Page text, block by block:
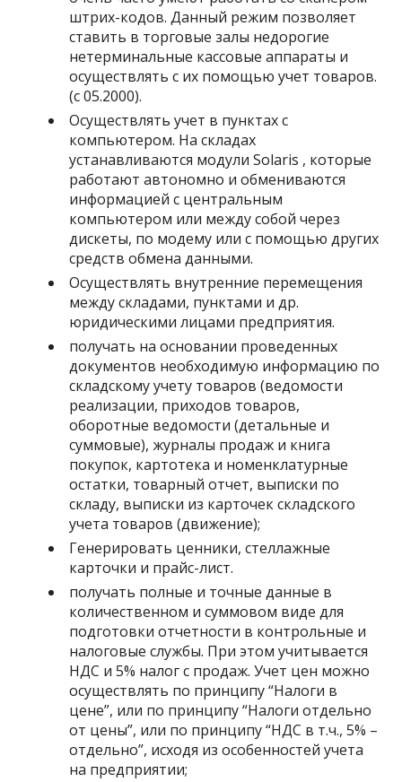
штрих-кодов. Данный режим позволяет
ставить в торговые залы недорогие
нетерминальные кассовые аппараты и
осуществлять с их помощью учет товаров.
(с 05.2000).
Осуществлять учет в пунктах с
компьютером. На складах
устанавливаются модули Solaris , которые
работают автономно и обмениваются
информацией с центральным
компьютером или между собой через
дискеты, по модему или с помощью других
средств обмена данными.
Осуществлять внутренние перемещения
между складами, пунктами и др.
юридическими лицами предприятия.
получать на основании проведенных
документов необходимую информацию по
складскому учету товаров (ведомости
реализации, приходов товаров,
оборотные ведомости (детальные и
суммовые), журналы продаж и книга
покупок, картотека и номенклатурные
остатки, товарный отчет, выписки по
складу, выписки из карточек складского
учета товаров (движение);
Генерировать ценники, стеллажные
карточки и прайс-лист.
получать полные и точные данные в
количественном и суммовом виде для
подготовки отчетности в контрольные и
налоговые службы. При этом учитывается
НДС и 5% налог с продаж. Учет цен можно
осуществлять по принципу “Налоги в
цене”, или по принципу “Налоги отдельно
от цены”, или по принципу “НДС в т.ч., 5% –
отдельно”, исходя из особенностей учета
на предприятии;